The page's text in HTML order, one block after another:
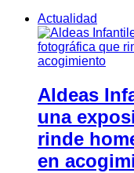
Actualidad
Aldeas
una
rinde
en